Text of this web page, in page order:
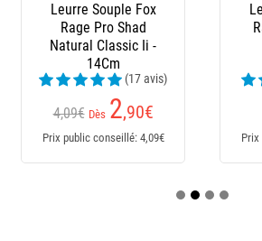
Leurre Souple Fox
Rage Pro Shad
Natural Classic Ii -
14Cm
(17 avis)
4,09€ Dès 2,90€
Prix public conseillé: 4,09€ Prix